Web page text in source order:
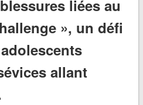
liées au
», un défi
allant